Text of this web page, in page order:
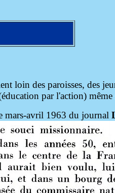
loin des paroisses, des
par l'action)
mars-avril 1963 du journal